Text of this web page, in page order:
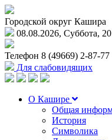
Городской округ Кашира
08.08.2026, Суббота,
Телефон 8 (49669) 2-87-77
Для слабовидящих
О Кашире
Общая
История
Символика